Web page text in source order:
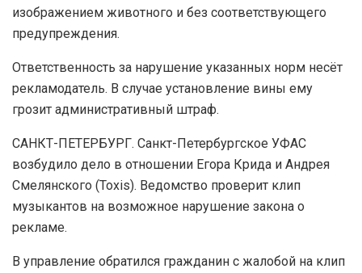
изображением животного и без соответствующего
предупреждения.
Ответственность за нарушение указанных норм несёт
рекламодатель. В случае установление вины ему
грозит административный штраф.
САНКТ-ПЕТЕРБУРГ. Санкт-Петербургское УФАС
возбудило дело в отношении Егора Крида и Андрея
Смелянского (Toxis). Ведомство проверит клип
музыкантов на возможное нарушение закона о
рекламе.
В управление обратился гражданин с жалобой на клип